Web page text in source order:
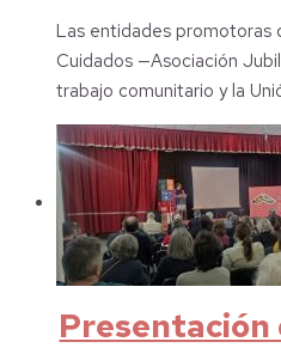
Las entidades promotoras
Cuidados —Asociación
trabajo comunitario y la